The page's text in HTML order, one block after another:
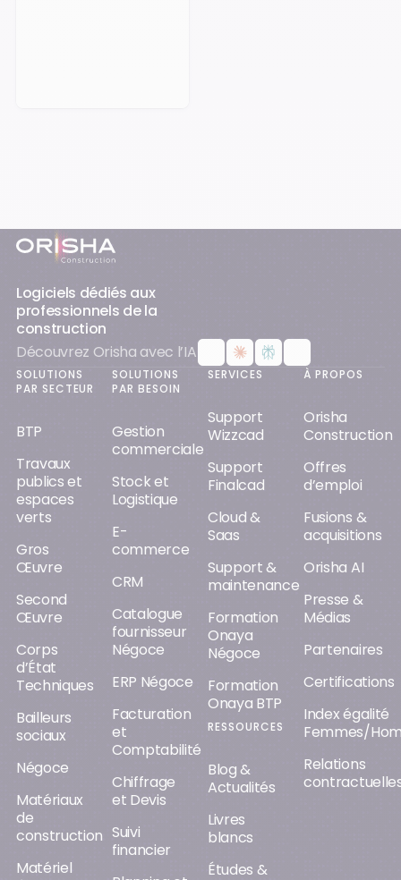
Pied-de-page
Logiciels dédiés aux
professionnels de la
construction
Découvrez Orisha avec l’IA
SOLUTIONS
PAR SECTEUR
BTP
Travaux
publics et
espaces
verts
Gros
Œuvre
Second
Œuvre
Corps
d’État
Techniques
Bailleurs
sociaux
Négoce
Matériaux
de
construction
Matériel
SOLUTIONS
PAR BESOIN
Gestion
commerciale
Stock et
Logistique
E-
commerce
CRM
Catalogue
fournisseur
Négoce
ERP Négoce
Facturation
et
Comptabilité
Chiffrage
et Devis
Suivi
financier
SERVICES
Support
Wizzcad
Support
Finalcad
Cloud &
Saas
Support &
maintenance
Formation
Onaya
Négoce
Formation
Onaya BTP
RESSOURCES
Blog &
Actualités
Livres
blancs
Études &
À PROPOS
Orisha
Construction
Offres
d’emploi
Fusions &
acquisitions
Orisha AI
Presse &
Médias
Partenaires
Certifications
Index égalité
Femmes/
Relations